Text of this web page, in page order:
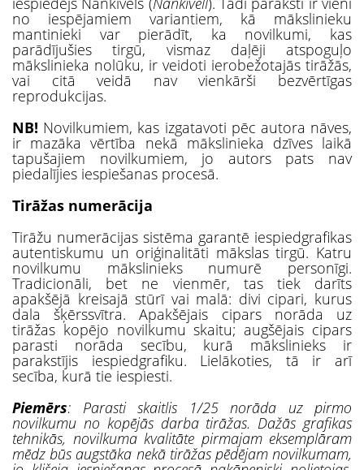
no iespējamiem variantiem, kā mākslinieku
mantinieki var pierādīt, ka novilkumi, kas
parādījušies tirgū, vismaz daļēji atspoguļo
mākslinieka nolūku, ir veidoti ierobežotajās tirāžās,
vai citā veidā nav vienkārši bezvērtīgas
reprodukcijas.
NB! Novilkumiem, kas izgatavoti pēc autora nāves,
ir mazāka vērtība nekā mākslinieka dzīves laikā
tapušajiem novilkumiem, jo autors pats nav
piedalījies iespiešanas procesā.
Tirāžas numerācija
Tirāžu numerācijas sistēma garantē iespiedgrafikas
autentiskumu un oriģinalitāti mākslas tirgū. Katru
novilkumu mākslinieks numurē personīgi.
Tradicionāli, bet ne vienmēr, tas tiek darīts
apakšējā kreisajā stūrī vai malā: divi cipari, kurus
dala šķērssvītra. Apakšējais cipars norāda uz
tirāžas kopējo novilkumu skaitu; augšējais cipars
parasti norāda secību, kurā mākslinieks ir
parakstījis iespiedgrafiku. Lielākoties, tā ir arī
secība, kurā tie iespiesti.
Piemērs: Parasti skaitlis 1/25 norāda uz pirmo
novilkumu no kopējās darba tirāžas. Dažās grafikas
tehnikās, novilkuma kvalitāte pirmajam eksemplāram
mēdz būs augstāka nekā tirāžas pēdējam novilkumam,